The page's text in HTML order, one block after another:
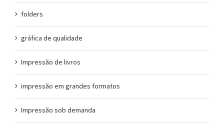
folders
gráfica de qualidade
Impressão de livros
impressão em grandes formatos
Impressão sob demanda